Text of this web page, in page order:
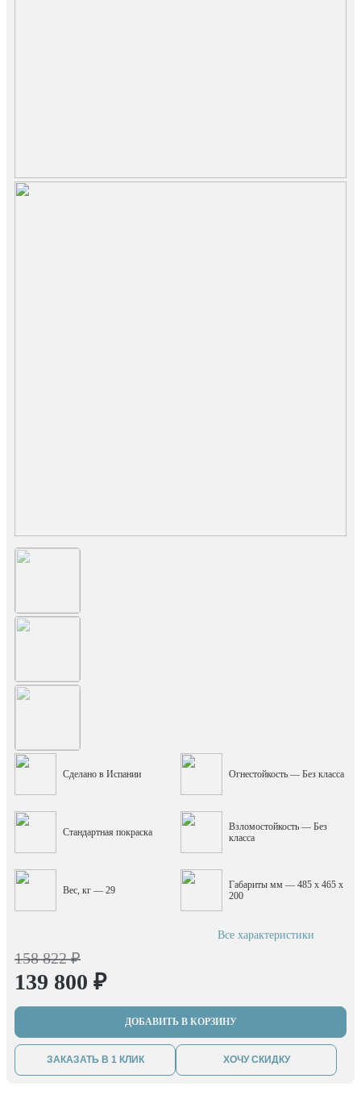
Сделано в Испании Огнестойкость — Без класса
Стандартная покраска
Взломостойкость — Без
класса
Вес, кг — 29
Габариты мм — 485 x 465 x
200
Все характеристики
158 822 ₽
139 800 ₽
ДОБАВИТЬ В КОРЗИНУ
ЗАКАЗАТЬ В 1 КЛИК ХОЧУ СКИДКУ